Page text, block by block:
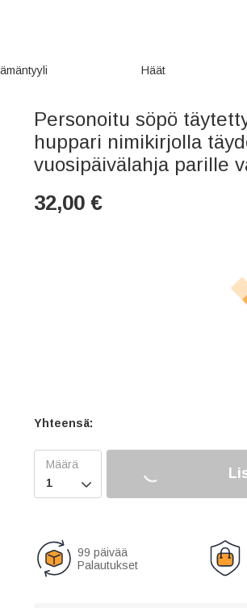
Häät
Personoitu söpö
huppari nimikirjolla
vuosipäivälahja parille
32,00 €
Yhteensä:

99 päivää
Palautukset